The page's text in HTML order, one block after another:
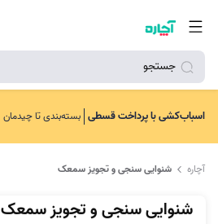
جستجو
اسباب‌کشی با پرداخت قسطی بسته‌بندی تا چیدمان
آچاره شنوایی سنجی و تجویز سمعک
شنوایی سنجی و تجویز سمعک